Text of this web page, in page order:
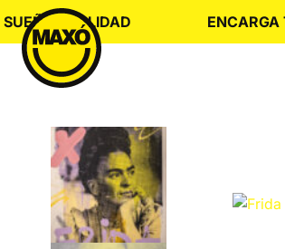
to
content
REALIDAD ENCARGA TU